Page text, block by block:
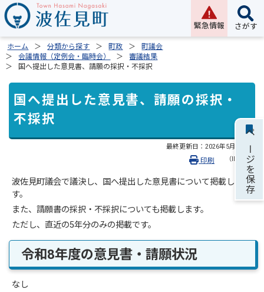
緊急情報 さがす
ホーム 分類から探す 町政
町議会
会議情報（定例会・臨時会）
審議結果
国へ提出した意見書、請願の採択・不採択
国へ提出した意見書、請願の採択・
不採択
最終更新日： 2026年5月20日
（ID:871）
印刷
波佐見町議会で議決し、国へ提出した意見書について掲載しま
す。
また、請願書の採択・不採択についても掲載します。
ただし、直近の5年分のみの掲載です。
令和8年度の意見書・請願状況
なし
ページを保存